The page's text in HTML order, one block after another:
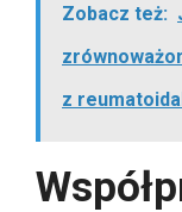
Zobacz też:
z